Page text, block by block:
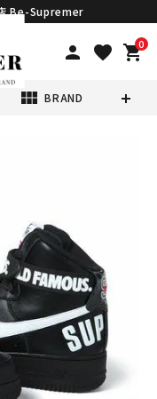
Be-Supremer
person favorite 0
shopping_cart
view_module BRAND